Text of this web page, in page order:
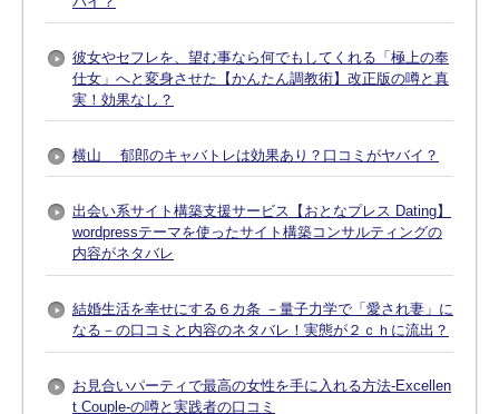
彼女やセフレを、望む事なら何でもしてくれる「極上の奉
仕女」へと変身させた【かんたん調教術】改正版の噂と真
実！効果なし？
横山 郁郎のキャバトレは効果あり？口コミがヤバイ？
出会い系サイト構築支援サービス【おとなプレス Dating】
wordpressテーマを使ったサイト構築コンサルティングの
内容がネタバレ
結婚生活を幸せにする６カ条 －量子力学で「愛され妻」に
なる－の口コミと内容のネタバレ！実態が２ｃｈに流出？
お見合いパーティで最高の女性を手に入れる方法-Excellen
t Couple-の噂と実践者の口コミ